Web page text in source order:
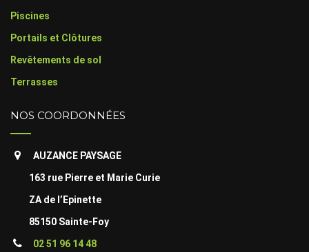
Piscines
Portails et Clôtures
Revêtements de sol
Terrasses
NOS COORDONNÉES
AUZANCE PAYSAGE
163 rue Pierre et Marie Curie
ZA de l’Epinette
85150 Sainte-Foy
02 51 96 14 48